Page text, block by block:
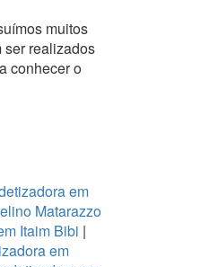
muitos
ser realizados
conhecer o
em
Matarazzo
Itaim Bibi |
em